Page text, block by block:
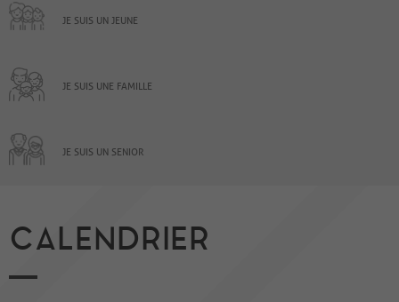
JE SUIS UN JEUNE
JE SUIS UNE FAMILLE
JE SUIS UN SENIOR
CALENDRIER